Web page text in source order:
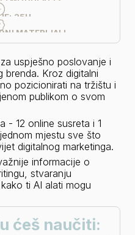
25H
MATERIJALI
uspješno poslovanje i
Kroz digitalni
pozicionirati na tržištu i
publikom o svom
- 12 online susreta i 1
mjestu sve što
digitalnog marketinga.
informacije o
stvaranju
ti AI alati mogu
ćeš naučiti: